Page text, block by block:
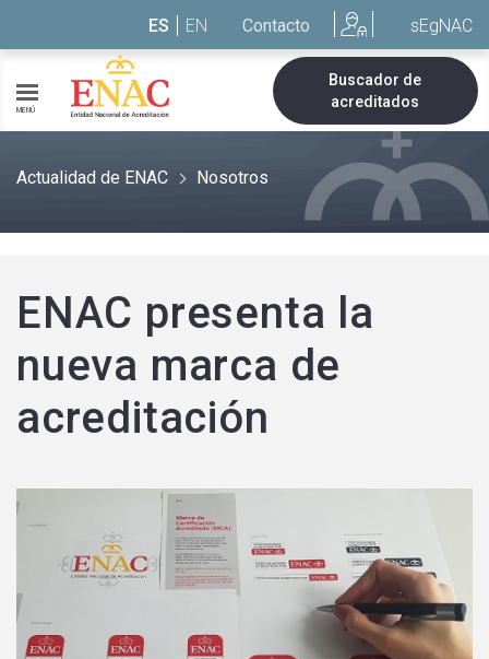
ES EN Contacto sEgNAC
MENÚ
Buscador de
acreditados
Actualidad de ENAC Nosotros
ENAC presenta la
nueva marca de
acreditación